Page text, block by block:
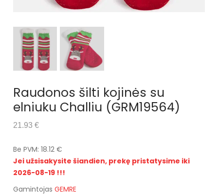
Raudonos šilti kojinės su
elniuku Challiu (GRM19564)
21.93 €
Be PVM: 18.12 €
Jei užsisakysite šiandien, prekę pristatysime iki
2026-08-19 !!!
Gamintojas GEMRE